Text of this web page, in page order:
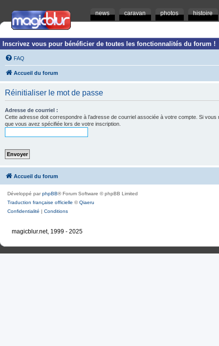
news caravan photos histoire
Inscrivez vous pour bénéficier de toutes les fonctionnalités du forum !
FAQ
Accueil du forum
Réinitialiser le mot de passe
Adresse de courriel :
Cette adresse doit correspondre à l’adresse de courriel associée à votre compte. Si vous
que vous avez spécifiée lors de votre inscription.
Accueil du forum
Développé parphpBB® Forum Software © phpBB Limited
Traduction française officielle ©Qiaeru
Confidentialité | Conditions
magicblur.net, 1999 - 2025